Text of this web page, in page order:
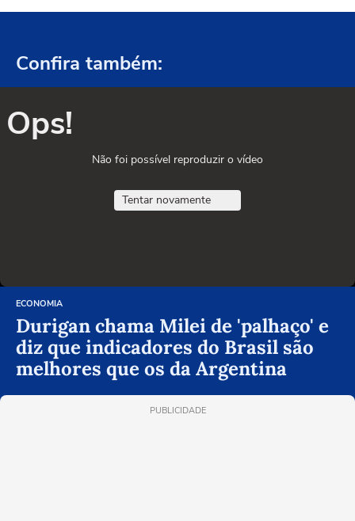
Confira também:
Ops!
Não foi possível reproduzir o vídeo
Tentar novamente
ECONOMIA
Durigan chama Milei de 'palhaço' e
diz que indicadores do Brasil são
melhores que os da Argentina
PUBLICIDADE